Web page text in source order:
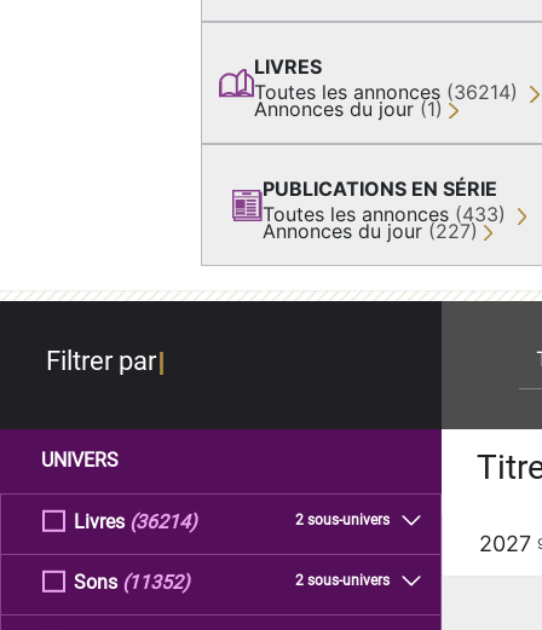
LIVRES
Toutes les annonces (36214)
Annonces du jour (1)
PUBLICATIONS EN SÉRIE
Toutes les annonces (433)
Annonces du jour (227)
Filtrer par
UNIVERS
Livres 2 sous-univers
(36214)
Sons 2 sous-univers
(11352)
2027